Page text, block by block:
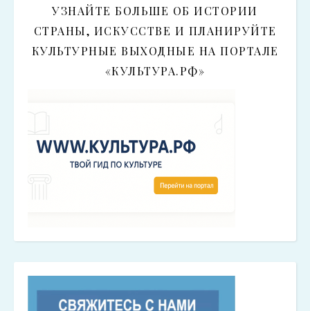
УЗНАЙТЕ БОЛЬШЕ ОБ ИСТОРИИ
СТРАНЫ, ИСКУССТВЕ И ПЛАНИРУЙТЕ
КУЛЬТУРНЫЕ ВЫХОДНЫЕ НА ПОРТАЛЕ
«КУЛЬТУРА.РФ»